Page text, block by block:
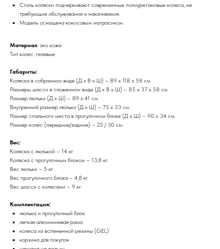
Стиль коляски подчеркивают современные полиуретановые колеса, не
требующие обслуживания и накачивания.
Модель оснащена кокосовым матрасиком.
Материал: эко кожа
Тип колес: гелевые
Габариты:
Коляска в собранном виде (Д х В х Ш) – 89 х 118 х 58 см.
Размеры шасси в сложенном виде (Д х В х Ш) – 85 х 37 х 58 см.
Размер люльки (Д х Ш) – 89 х 41 см.
Внутренний размер люльки (Д х Ш) – 75 х 33 см.
Размер спального места в прогулочном блоке (Д х Ш) – 90 х 34 см.
Размер колес (передние/задние) – 25 / 30 см.
Вес:
Коляска с люлькой – 14 кг.
Коляска с прогулочным блоком – 13,8 кг.
Вес люльки – 5 кг.
Вес прогулочного блока – 4,8 кг.
Вес шасси с колесами – 9 кг.
Комплектация:
люлька и прогулочный блок
легкая алюминиевая рама
колеса из вспененной резины (GEL)
корзина для покупок